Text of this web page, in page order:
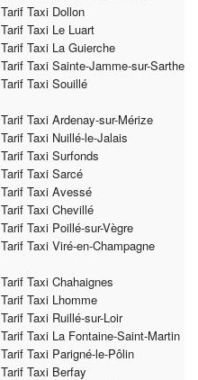
Tarif Taxi Dollon
Tarif Taxi Le Luart
Tarif Taxi La Guierche
Tarif Taxi Sainte-Jamme-sur-Sarthe
Tarif Taxi Souillé
Tarif Taxi Ardenay-sur-Mérize
Tarif Taxi Nuillé-le-Jalais
Tarif Taxi Surfonds
Tarif Taxi Sarcé
Tarif Taxi Avessé
Tarif Taxi Chevillé
Tarif Taxi Poillé-sur-Vègre
Tarif Taxi Viré-en-Champagne
Tarif Taxi Chahaignes
Tarif Taxi Lhomme
Tarif Taxi Ruillé-sur-Loir
Tarif Taxi La Fontaine-Saint-Martin
Tarif Taxi Parigné-le-Pôlin
Tarif Taxi Berfay